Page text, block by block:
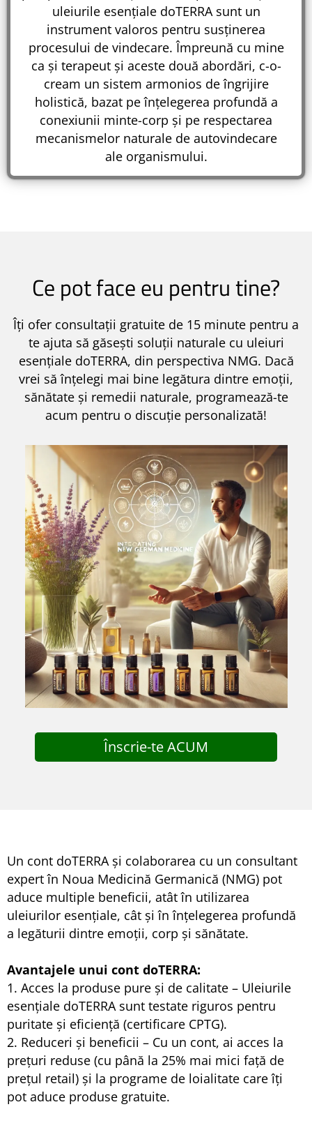
uleiurile esențiale doTERRA sunt un
instrument valoros pentru susținerea
procesului de vindecare. Împreună cu mine
ca și terapeut și aceste două abordări, c-o-
cream un sistem armonios de îngrijire
holistică, bazat pe înțelegerea profundă a
conexiunii minte-corp și pe respectarea
mecanismelor naturale de autovindecare
ale organismului.
Ce pot face eu pentru tine?
Îți ofer consultații gratuite de 15 minute pentru a
te ajuta să găsești soluții naturale cu uleiuri
esențiale doTERRA, din perspectiva NMG. Dacă
vrei să înțelegi mai bine legătura dintre emoții,
sănătate și remedii naturale, programează-te
acum pentru o discuție personalizată!
Înscrie-te ACUM
Un cont doTERRA și colaborarea cu un consultant
expert în Noua Medicină Germanică (NMG) pot
aduce multiple beneficii, atât în utilizarea
uleiurilor esențiale, cât și în înțelegerea profundă
a legăturii dintre emoții, corp și sănătate.
Avantajele unui cont doTERRA:
1. Acces la produse pure și de calitate – Uleiurile
esențiale doTERRA sunt testate riguros pentru
puritate și eficiență (certificare CPTG).
2. Reduceri și beneficii – Cu un cont, ai acces la
prețuri reduse (cu până la 25% mai mici față de
prețul retail) și la programe de loialitate care îți
pot aduce produse gratuite.